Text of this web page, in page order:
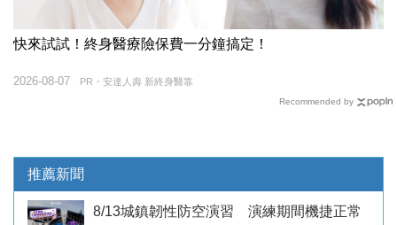
快來試試！終身醫療險保費一分鐘搞定！
PR・安達人壽 新終身醫靠
2026-08-07
Recommended by
推薦新聞
8/13城鎮韌性防空演習 演練期間機捷正常